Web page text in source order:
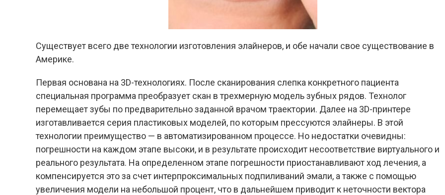
Существует всего две технологии изготовления элайнеров, и обе начали свое существование в
Америке.
Первая основана на 3D-технологиях. После сканирования слепка конкретного пациента
специальная программа преобразует скан в трехмерную модель зубных рядов. Технолог
перемещает зубы по предварительно заданной врачом траектории. Далее на 3D-принтере
изготавливается серия пластиковых моделей, по которым прессуются элайнеры. В этой
технологии преимущество — в автоматизированном процессе. Но недостатки очевидны:
погрешности на каждом этапе высоки, и в результате происходит несоответствие виртуального и
реального результата. На определенном этапе погрешности приостанавливают ход лечения, а
компенсируется это за счет интерпроксимальных подпиливаний эмали, а также с помощью
увеличения модели на небольшой процент, что в дальнейшем приводит к неточности вектора